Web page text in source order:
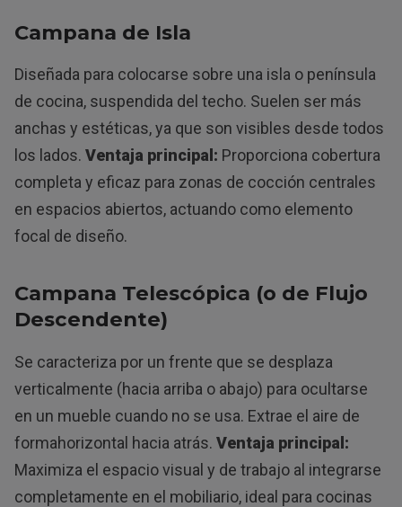
Campana de Isla
Diseñada para colocarse sobre una isla o península
de cocina, suspendida del techo. Suelen ser más
anchas y estéticas, ya que son visibles desde todos
los lados. Ventaja principal: Proporciona cobertura
completa y eficaz para zonas de cocción centrales
en espacios abiertos, actuando como elemento
focal de diseño.
Campana Telescópica (o de Flujo
Descendente)
Se caracteriza por un frente que se desplaza
verticalmente (hacia arriba o abajo) para ocultarse
en un mueble cuando no se usa. Extrae el aire de
formahorizontal hacia atrás. Ventaja principal:
Maximiza el espacio visual y de trabajo al integrarse
completamente en el mobiliario, ideal para cocinas